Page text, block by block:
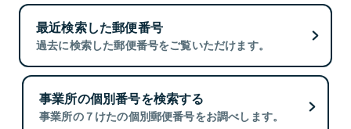
最近検索した郵便番号
過去に検索した郵便番号をご覧いただけます。
事業所の個別番号を検索する
事業所の７けたの個別郵便番号をお調べします。